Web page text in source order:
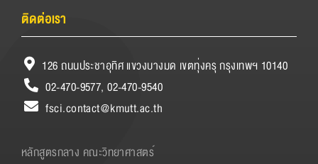
ติดต่อเรา
126 ถนนประชาอุทิศ แขวงบางมด เขตทุ่งครุ กรุงเทพฯ 10140
02-470-9577, 02-470-9540
fsci.contact@kmutt.ac.th
หลักสูตรกลาง คณะวิทยาศาสตร์